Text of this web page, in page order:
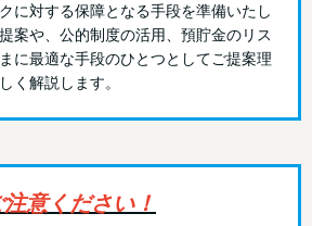
に対する保障となる手段を準備いたし
案や、公的制度の活用、預貯金のリス
に最適な手段のひとつとしてご提案理
く解説します。
注意ください！